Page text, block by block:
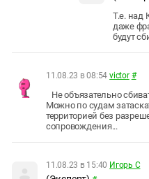
Т.е. над
даже
будут
11.08.23 в 08:54 victor #
Не объязательно
Можно по судам
территорией без
сопровождения...
11.08.23 в 15:40 Игорь С